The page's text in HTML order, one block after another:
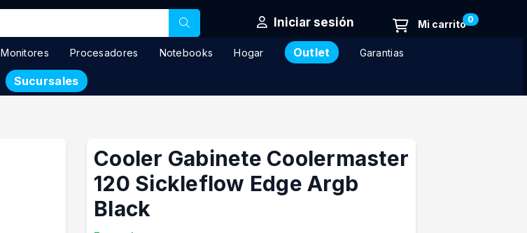
Iniciar sesión 0
Monitores Procesadores Notebooks Hogar Outlet Garantias
Sucursales
Cooler Gabinete Coolermaster
120 Sickleflow Edge Argb
Black